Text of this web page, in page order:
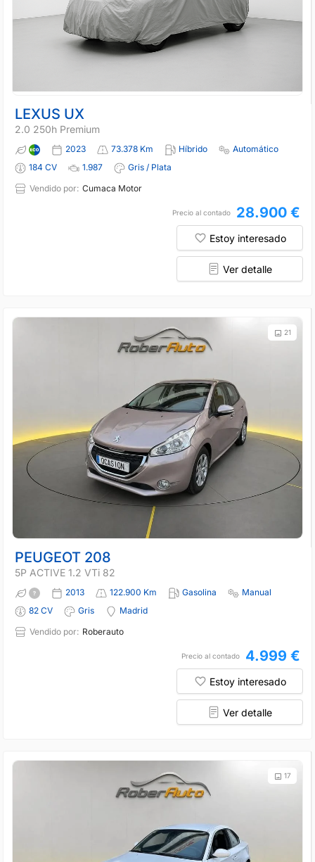
LEXUS UX
2.0 250h Premium
2023 73.378 Km Híbrido
Automático
184 CV
1.987
Gris / Plata
Vendido por: Cumaca Motor
Precio al contado 28.900 €
Estoy interesado
Ver detalle
21
PEUGEOT 208
5P ACTIVE 1.2 VTi 82
2013 122.900 Km Gasolina
Manual
82 CV
Gris
Madrid
Vendido por: Roberauto
Precio al contado 4.999 €
Estoy interesado
Ver detalle
17